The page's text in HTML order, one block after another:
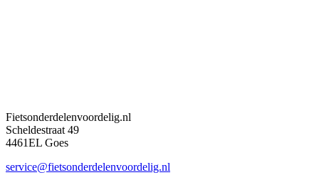
Fietsonderdelenvoordelig.nl
Scheldestraat 49
4461EL Goes
service@fietsonderdelenvoordelig.nl